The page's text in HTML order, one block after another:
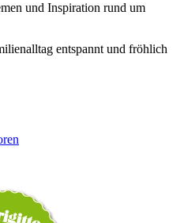
und Inspiration rund um
entspannt und fröhlich